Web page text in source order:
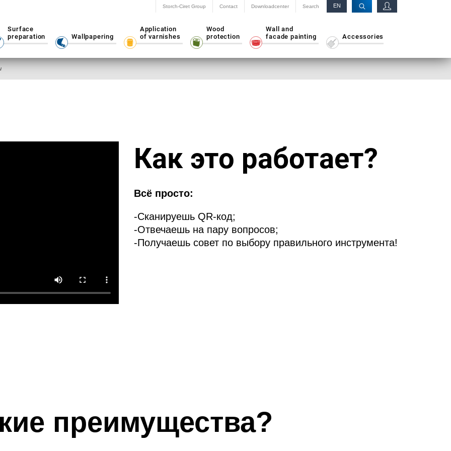
Storch-Ciret Group Contact Downloadcenter Search EN
Surface
preparation
Wallpapering
Application
of varnishes
Wood
protection
Wall and
facade painting
Accessories
Как это работает?
Всё просто:
-Cканируешь QR-код;
-Oтвечаешь на пару вопросов;
-Получаешь совет по выбору правильного инструмента!
преимущества?